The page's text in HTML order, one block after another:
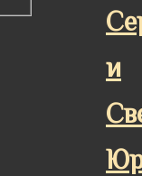
и